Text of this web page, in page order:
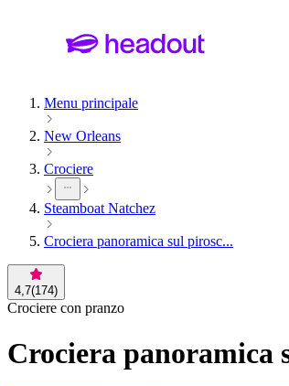
Menu principale
New Orleans
Crociere
Steamboat Natchez
Crociera panoramica sul pirosc...
4,7(174)
Crociere con pranzo
Crociera panoramica